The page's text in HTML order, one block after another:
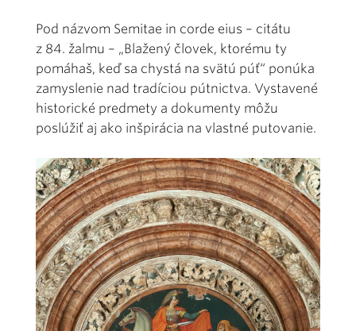
Pod názvom Semitae in corde eius – citátu
z 84. žalmu – „Blažený človek, ktorému ty
pomáhaš, keď sa chystá na svätú púť“ ponúka
zamyslenie nad tradíciou pútnictva. Vystavené
historické predmety a dokumenty môžu
poslúžiť aj ako inšpirácia na vlastné putovanie.